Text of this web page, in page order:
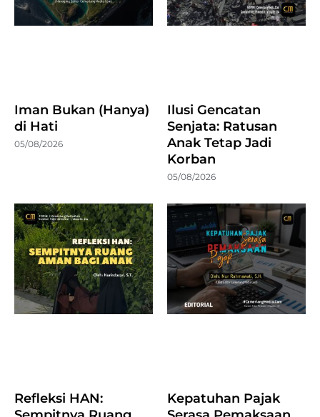
Iman Bukan (Hanya)
di Hati
05/08/2026
Ilusi Gencatan
Senjata: Ratusan
Anak Tetap Jadi
Korban
05/08/2026
Refleksi HAN:
Kepatuhan Pajak